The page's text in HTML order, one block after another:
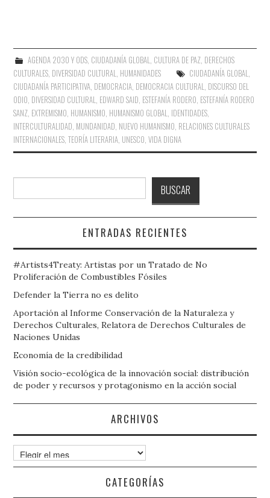
AGENDA 2030 Y ODS, CIUDADANÍA GLOBAL CULTURA DE PAZ, DERECHOS
CULTURALES DIVERSIDAD CULTURAL HUMANIDADES CIUDADANÍA GLOBAL
CIUDADANÍA PARTICIPATIVA DEMOCRACIA DEMOCRACIA CULTURAL DISCURSO DEL
ODIO DIVERSIDAD CULTURAL EDWARD SAID ESTEFANÍA RODERO ESTEFANÍA RODERO
SANZ EXTREMISMO HUMANISMO HUMANISMO GLOBAL IDENTIDADES
INTERCULTURALIDAD MUNDANIDAD NUEVO HUMANISMO RELACIONES CULTURALES
INTERNACIONALES ,TEORÍA LITERARIA UNESCO ,VIDA DIGNA
BUSCAR
ENTRADAS RECIENTES
#Artists4Treaty: Artistas por un Tratado de No
Proliferación de Combustibles Fósiles
Defender la Tierra no es delito
Aportación al Informe Conservación de la Naturaleza y
Derechos Culturales, Relatora de Derechos Culturales de
Naciones Unidas
Economía de la credibilidad
Visión socio-ecológica de la innovación social: distribución
de poder y recursos y protagonismo en la acción social
ARCHIVOS
Archivos
CATEGORÍAS